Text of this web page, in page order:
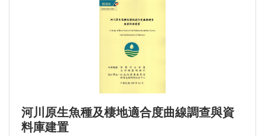
河川原生魚種及棲地適合度曲線調查與資
料庫建置